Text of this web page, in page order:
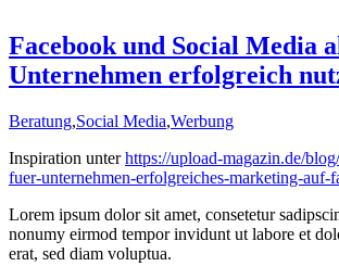
Facebook und Social Media
Unternehmen erfolgreich
Beratung,Social Media,Werbung
Inspiration unterhttps://upload-magazin.de/
fuer-unternehmen-erfolgreiches-marketing-auf-
Lorem ipsum dolor sit amet, consetetur
nonumy eirmod tempor invidunt ut labore et
erat, sed diam voluptua.